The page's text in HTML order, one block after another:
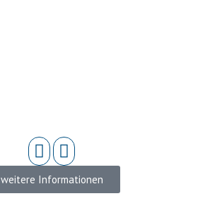
weitere Informationen